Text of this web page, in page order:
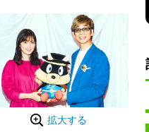
拡大する